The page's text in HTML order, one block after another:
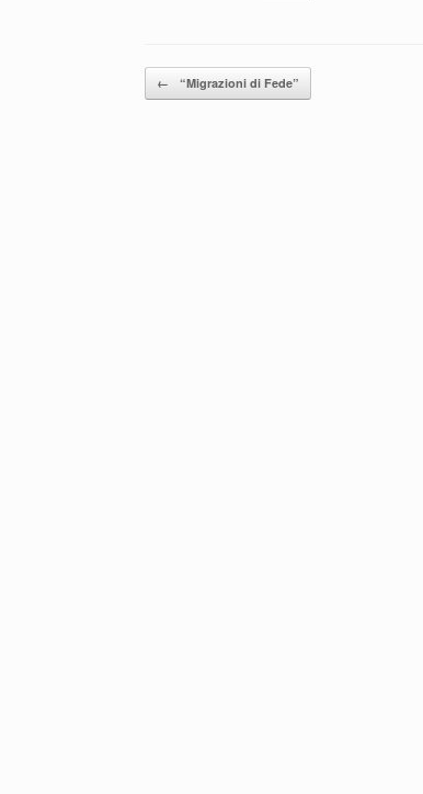
Navigazione articolo
← “Migrazioni di Fede”